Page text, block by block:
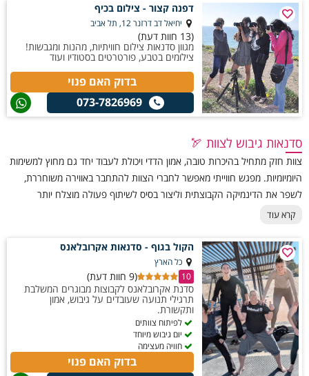
דפנה קצור - צילום בכיף
יחיאל דב דרזנר 12, תל אביב
(13 חוות דעת)
מגוון סדנאות צילום חוויתיות, מהנות ומגבשות!
צילומים בטבע, פורטרטים בסטודיו ועוד
בדוק האם פנוי
073-7826969
סדנאות גיבוש לצוות 🏹
צוות חזק מתחיל בהיכרות טובה, אמון הדדי ויכולת לעבוד יחד גם מחוץ למשימות
היומיומיות. מפגש חווייתי מאפשר לחברי הצוות להתחבר באווירה משוחררת,
לשפר את הדינמיקה הקבוצתית וליצור בסיס לשיתוף פעולה מוצלח יותר
בהמשך הדרך. ארגונים רבים בוחרים לקיים סדנאות גיבוש לצוות כחלק מפיתוח
אתגר, חשיבה יצירתית, תקשורת ועבודה משותפת, תוך התאמה מלאה למטרות
הארגון ולמאפייני המשתתפים. התוצאה היא חוויה מהנה שמחזקת את תחושת
השייכות ותורמת לאווירה חיובית ומלוכדת יותר.
קרא עוד
הקול בגוף - סדנאות אקרובלאנס
כל הארץ
10
(9 חוות דעת)
סדנת אקרובלאנס לקבוצות מבוגרים המשלבת
תרגילי תנועה שעובדים על גיבוש, אמון
ותקשורת.
לפיתוח צוותים
יום גיבוש מיוחד
חוויה מעצימה
בדוק האם פנוי